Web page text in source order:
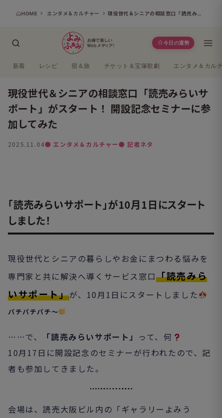
HOME エンタメ＆カルチャー 現役世代＆シニアの相談窓口「読売みらいサポート」がスタート！ 開設記念セミナーに参加してみた
今日の運勢
新着 レシピ 宿＆旅 チケット＆宝塚歌劇 エンタメ＆カル
現役世代＆シニアの相談窓口「読売みらいサ
ポート」がスタート！ 開設記念セミナーに参
加してみた
2025.11.04● エンタメ＆カルチャー● 記者ネタ
「読売みらいサポート」が10月1日にスタート
しました！
現役世代とシニアの暮らしやお金にまつわる悩みを
専門家と共に解決へ導くサービス窓口「読売みら
いサポート」が、10月1日にスタートしました
パチパチパチ～
……で、 「読売みらいサポート」 って、何
10月17日に開設記念のセミナーが行われたので、記
者も参加してきました。
会場は、読売大阪ビル内の「ギャラリーよみう